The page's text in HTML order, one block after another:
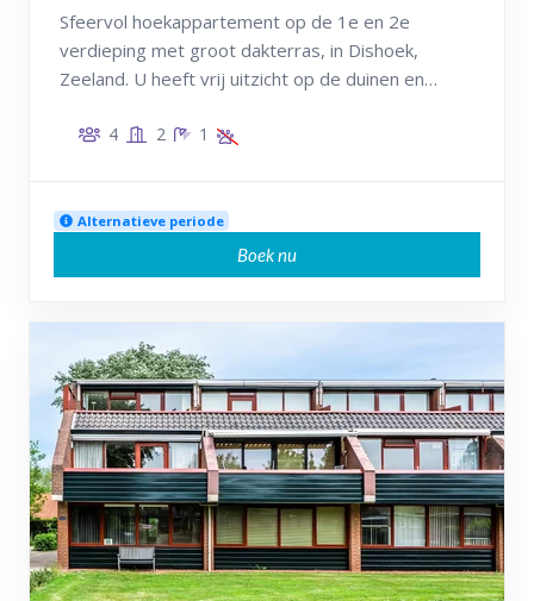
Sfeervol hoekappartement op de 1e en 2e
verdieping met groot dakterras, in Dishoek,
Zeeland. U heeft vrij uitzicht op de duinen en
4 2 1
Alternatieve periode
Boek nu